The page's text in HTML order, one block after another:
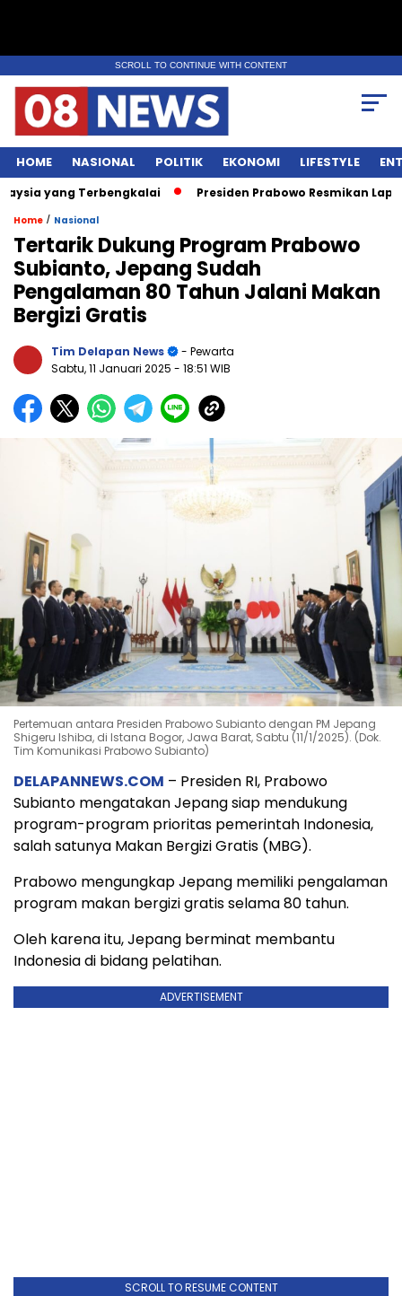
SCROLL TO CONTINUE WITH CONTENT
HOME NASIONAL POLITIK EKONOMI LIFESTYLE
yang Terbengkalai Presiden Prabowo Resmikan
Home / Nasional
Tertarik Dukung Program Prabowo
Subianto, Jepang Sudah
Pengalaman 80 Tahun Jalani Makan
Bergizi Gratis
Tim Delapan News
- Pewarta
Sabtu, 11 Januari 2025 - 18:51 WIB
Pertemuan antara Presiden Prabowo Subianto dengan PM Jepang
Shigeru Ishiba, di Istana Bogor, Jawa Barat, Sabtu (11/1/2025). (Dok.
Tim Komunikasi Prabowo Subianto)
DELAPANNEWS.COM – Presiden RI, Prabowo
Subianto mengatakan Jepang siap mendukung
program-program prioritas pemerintah Indonesia,
salah satunya Makan Bergizi Gratis (MBG).
Prabowo mengungkap Jepang memiliki pengalaman
program makan bergizi gratis selama 80 tahun.
Oleh karena itu, Jepang berminat membantu
Indonesia di bidang pelatihan.
ADVERTISEMENT
SCROLL TO RESUME CONTENT